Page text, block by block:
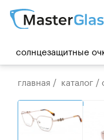
солнцезащитные
главная / каталог /